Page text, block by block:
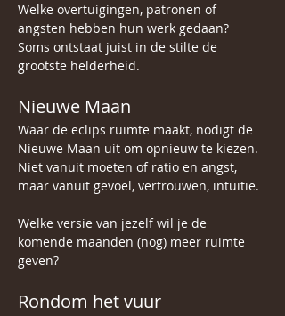
Welke overtuigingen, patronen of
angsten hebben hun werk gedaan?
Soms ontstaat juist in de stilte de
grootste helderheid.
Nieuwe Maan
Waar de eclips ruimte maakt, nodigt de
Nieuwe Maan uit om opnieuw te kiezen.
Niet vanuit moeten of ratio en angst,
maar vanuit gevoel, vertrouwen, intuïtie.
Welke versie van jezelf wil je de
komende maanden (nog) meer ruimte
geven?
Rondom het vuur